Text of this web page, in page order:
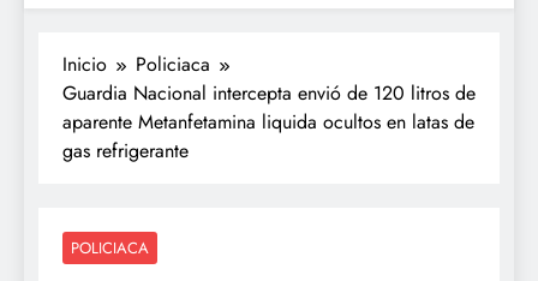
Inicio
Policiaca
Guardia Nacional intercepta envió de 120 litros de
aparente Metanfetamina liquida ocultos en latas de
gas refrigerante
POLICIACA